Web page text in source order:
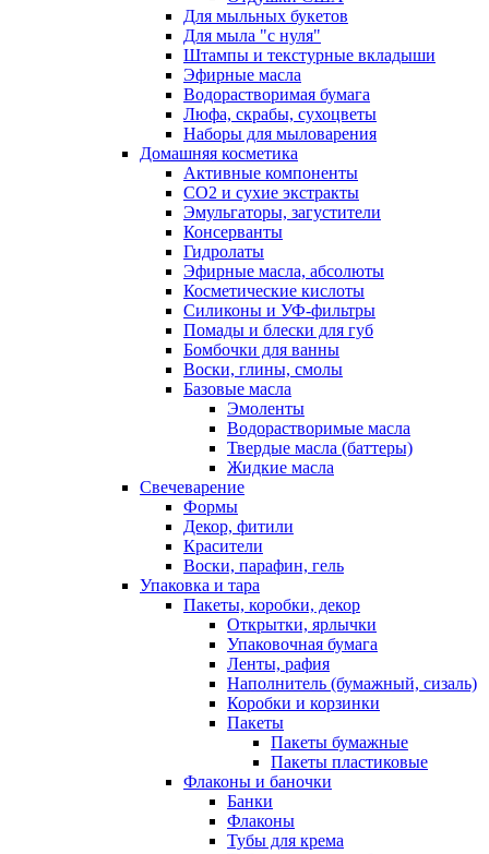
Для мыльных букетов
Для мыла "с нуля"
Штампы и текстурные вкладыши
Эфирные масла
Водорастворимая бумага
Люфа, скрабы, сухоцветы
Наборы для мыловарения
Домашняя косметика
Активные компоненты
СО2 и сухие экстракты
Эмульгаторы, загустители
Консерванты
Гидролаты
Эфирные масла, абсолюты
Косметические кислоты
Силиконы и УФ-фильтры
Помады и блески для губ
Бомбочки для ванны
Воски, глины, смолы
Базовые масла
Эмоленты
Водорастворимые масла
Твердые масла (баттеры)
Жидкие масла
Свечеварение
Формы
Декор, фитили
Красители
Воски, парафин, гель
Упаковка и тара
Пакеты, коробки, декор
Открытки, ярлычки
Упаковочная бумага
Ленты, рафия
Наполнитель (бумажный, сизаль)
Коробки и корзинки
Пакеты
Пакеты бумажные
Пакеты пластиковые
Флаконы и баночки
Банки
Флаконы
Тубы для крема